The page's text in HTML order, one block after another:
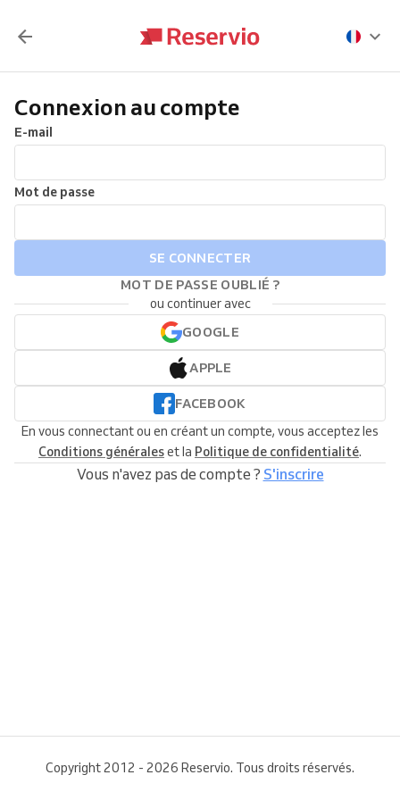
Connexion au compte
E-mail
Mot de passe
SE CONNECTER
MOT DE PASSE OUBLIÉ ?
ou continuer avec
GOOGLE
APPLE
FACEBOOK
En vous connectant ou en créant un compte, vous acceptez les
Conditions généraleset la Politique de confidentialité.
Vous n'avez pas de compte ? S'inscrire
Copyright 2012 - 2026 Reservio. Tous droits réservés.